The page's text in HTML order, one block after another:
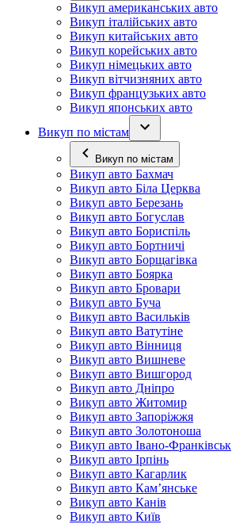
Викуп американських авто
Викуп італійських авто
Викуп китайських авто
Викуп корейських авто
Викуп німецьких авто
Викуп вітчизняних авто
Викуп французьких авто
Викуп японських авто
Викуп по містам
Викуп по містам
Викуп авто Бахмач
Викуп авто Біла Церква
Викуп авто Березань
Викуп авто Богуслав
Викуп авто Бориспіль
Викуп авто Бортничі
Викуп авто Борщагівка
Викуп авто Боярка
Викуп авто Бровари
Викуп авто Буча
Викуп авто Васильків
Викуп авто Ватутіне
Викуп авто Вінниця
Викуп авто Вишневе
Викуп авто Вишгород
Викуп авто Дніпро
Викуп авто Житомир
Викуп авто Запоріжжя
Викуп авто Золотоноша
Викуп авто Івано-Франківськ
Викуп авто Ірпінь
Викуп авто Кагарлик
Викуп авто Кам’янське
Викуп авто Канів
Викуп авто Київ